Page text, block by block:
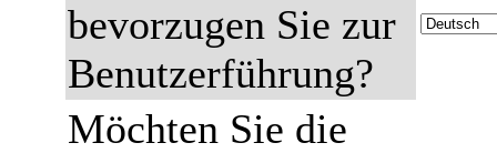
bevorzugen Sie zur
Benutzerführung?
Möchten Sie die